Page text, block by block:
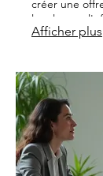
créer une
la valeur et
proposition
Afficher plus